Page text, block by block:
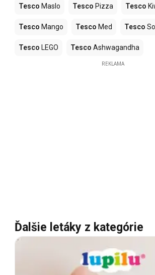
Tesco Maslo Tesco Pizza Tesco
Tesco Mango Tesco Med Tesco
Tesco LEGO Tesco Ashwagandha
REKLAMA
Ďalšie letáky z kategórie